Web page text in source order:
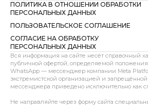
ПОЛИТИКА В ОТНОШЕНИИ ОБРАБОТКИ
ПЕРСОНАЛЬНЫХ ДАННЫХ
ПОЛЬЗОВАТЕЛЬСКОЕ СОГЛАШЕНИЕ
СОГЛАСИЕ НА ОБРАБОТКУ
ПЕРСОНАЛЬНЫХ ДАННЫХ
Вся информация на сайте несёт справочный
публичной офертой, определяемой
WhatsApp — мессенджер компании Meta
экстремистской организацией и
мессенджера приведено исключительно как
Не направляйте через форму сайта